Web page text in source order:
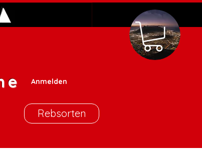
Anmelden
Rebsorten